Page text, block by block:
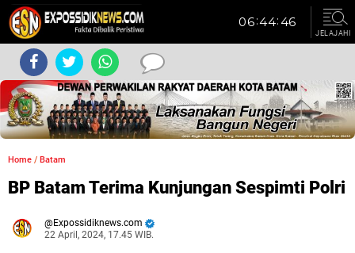
JELAJAHI
Home / Batam
BP Batam Terima Kunjungan Sespimti Polri
Expossidiknews.com
22 April, 2024, 17.45 WIB.